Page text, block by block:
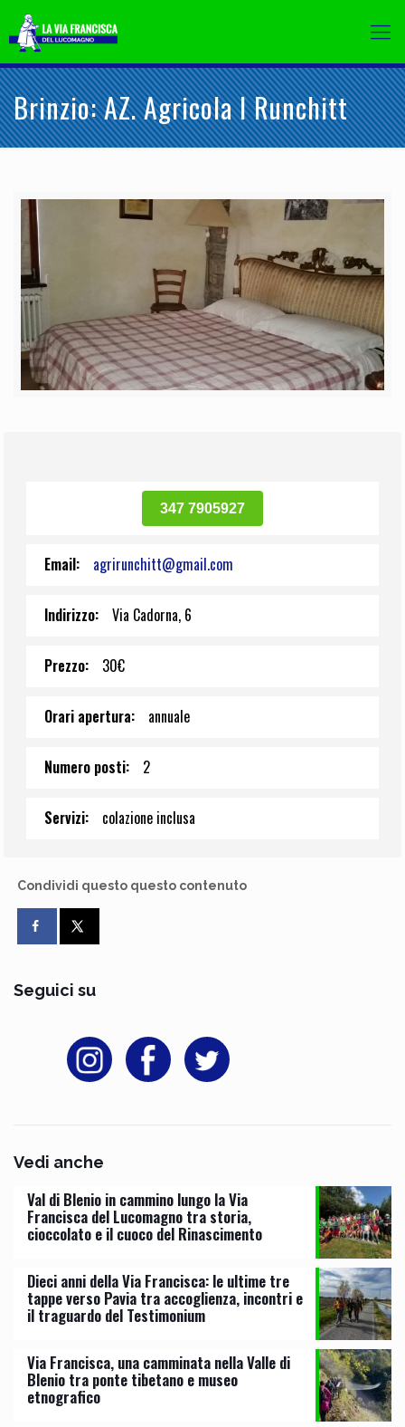
Brinzio: AZ. Agricola I Runchitt
347 7905927
Email: agrirunchitt@gmail.com
Indirizzo: Via Cadorna, 6
Prezzo: 30€
Orari apertura: annuale
Numero posti: 2
Servizi: colazione inclusa
Condividi questo questo contenuto
Seguici su
Vedi anche
Val di Blenio in cammino lungo la Via
Francisca del Lucomagno tra storia,
cioccolato e il cuoco del Rinascimento
Dieci anni della Via Francisca: le ultime tre
tappe verso Pavia tra accoglienza, incontri e
il traguardo del Testimonium
Via Francisca, una camminata nella Valle di
Blenio tra ponte tibetano e museo
etnografico